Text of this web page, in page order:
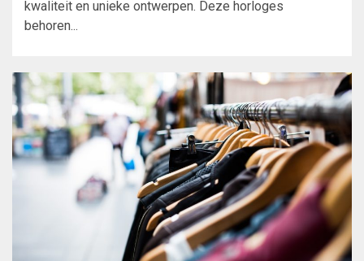
kwaliteit en unieke ontwerpen. Deze horloges
behoren...